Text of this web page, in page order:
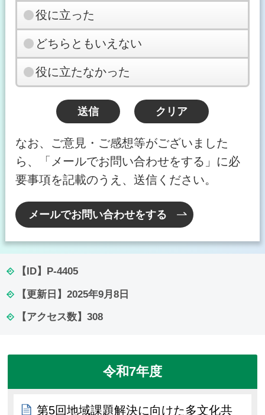
役に立った
どちらともいえない
役に立たなかった
なお、ご意見・ご感想等がございました
ら、「メールでお問い合わせをする」に必
要事項を記載のうえ、送信ください。
メールでお問い合わせをする
【ID】 P-4405
【更新日】 2025年9月8日
【アクセス数】 308
令和7年度
第5回地域課題解決に向けた多文化共